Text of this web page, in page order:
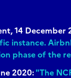
14 December
instance.
phase of the
2020:"The